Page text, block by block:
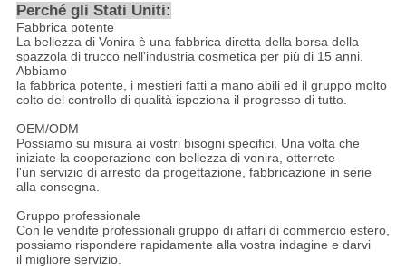
Perché gli Stati Uniti:
Fabbrica potente
La bellezza di Vonira è una fabbrica diretta della borsa della
spazzola di trucco nell'industria cosmetica per più di 15 anni.
Abbiamo
la fabbrica potente, i mestieri fatti a mano abili ed il gruppo molto
colto del controllo di qualità ispeziona il progresso di tutto.
OEM/ODM
Possiamo su misura ai vostri bisogni specifici. Una volta che
iniziate la cooperazione con bellezza di vonira, otterrete
l'un servizio di arresto da progettazione, fabbricazione in serie
alla consegna.
Gruppo professionale
Con le vendite professionali gruppo di affari di commercio estero,
possiamo rispondere rapidamente alla vostra indagine e darvi
il migliore servizio.